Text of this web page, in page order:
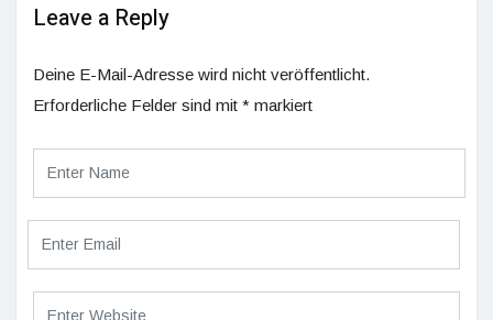
Leave a Reply
Deine E-Mail-Adresse wird nicht veröffentlicht.
Erforderliche Felder sind mit * markiert